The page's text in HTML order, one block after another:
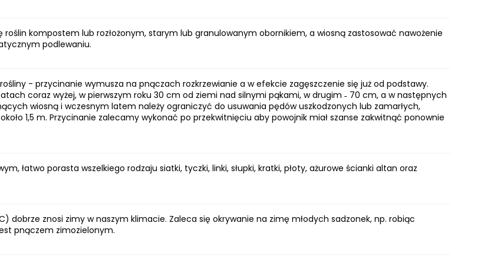
roślin kompostem lub rozłożonym, starym lub granulowanym obornikiem, a wiosną zastosować nawożenie
podlewaniu.
- przycinanie wymusza na pnączach rozkrzewianie a w efekcie zagęszczenie się już od podstawy.
coraz wyżej, w pierwszym roku 30 cm od ziemi nad silnymi pąkami, w drugim ˗ 70 cm, a w następnych
wiosną i wczesnym latem należy ograniczyć do usuwania pędów uszkodzonych lub zamarłych,
1,5 m. Przycinanie zalecamy wykonać po przekwitnięciu aby powojnik miał szanse zakwitnąć ponownie
łatwo porasta wszelkiego rodzaju siatki, tyczki, linki, słupki, kratki, płoty, ażurowe ścianki altan oraz
dobrze znosi zimy w naszym klimacie. Zaleca się okrywanie na zimę młodych sadzonek, np. robiąc
pnączem zimozielonym.